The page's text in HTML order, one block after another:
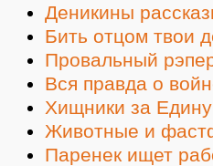
Деникины
Бить отцом твои
Провальный
Вся правда о
Хищники за
Животные и
Паренек ищет